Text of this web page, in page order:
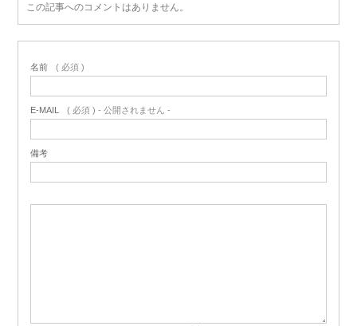
この記事へのコメントはありません。
名前 ( 必須 )
E-MAIL ( 必須 ) - 公開されません -
備考